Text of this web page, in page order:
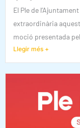
El Ple de
extraordinària
moció presentada
Llegir més +